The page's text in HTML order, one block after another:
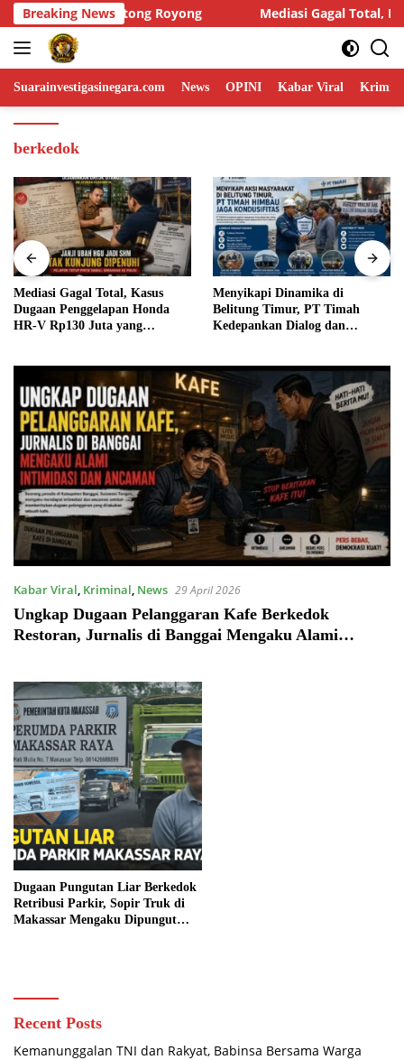
Skip
to
content
Breaking News
Mediasi Gagal Total, Kasus Dugaan Penggelapan Honda HR-V
Suarainvestigasinegara.com News OPINI Kabar Viral
berkedok
Menyikapi Dinamika di
Belitung Timur, PT Timah
Kedepankan Dialog dan
Humas DPP LIN Desak Kapolri
dan Panglima TNI Turun
Langsung Usut Dugaan
Kabar Viral, Kriminal, News 29 April 2026
Ungkap Dugaan Pelanggaran Kafe Berkedok
Restoran, Jurnalis di Banggai Mengaku Alami
Dugaan Pungutan Liar Berkedok
Retribusi Parkir, Sopir Truk di
Makassar Mengaku Dipungut
Recent Posts
Kemanunggalan TNI dan Rakyat, Babinsa Bersama Warga